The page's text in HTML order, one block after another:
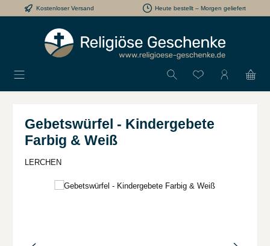
Zum Hauptinhalt springen
Kostenloser Versand Heute bestellt – Morgen geliefert
Du hast 0
Gebetswürfel - Kindergebete
Farbig & Weiß
LERCHEN
Bildergalerie überspringen